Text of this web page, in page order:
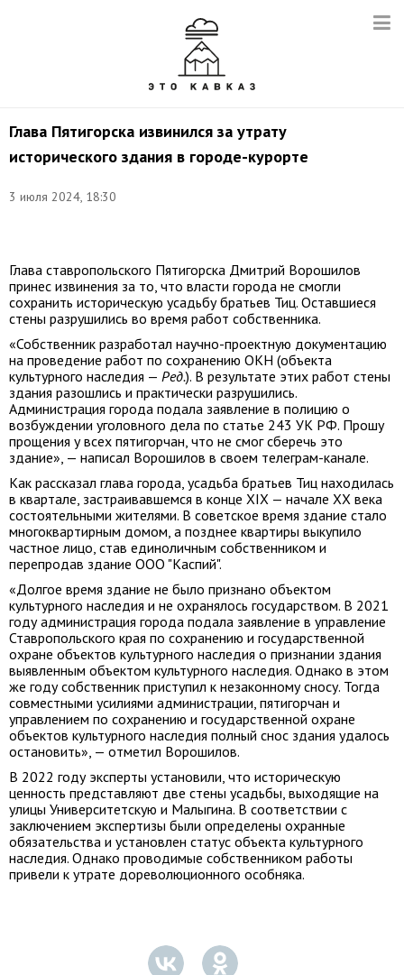
Глава Пятигорска извинился за утрату
исторического здания в городе-курорте
3 июля 2024, 18:30
Глава ставропольского Пятигорска Дмитрий Ворошилов
принес извинения за то, что власти города не смогли
сохранить историческую усадьбу братьев Тиц. Оставшиеся
стены разрушились во время работ собственника.
«Собственник разработал научно-проектную документацию
на проведение работ по сохранению ОКН (объекта
культурного наследия — Ред.). В результате этих работ стены
здания разошлись и практически разрушились.
Администрация города подала заявление в полицию о
возбуждении уголовного дела по статье 243 УК РФ. Прошу
прощения у всех пятигорчан, что не смог сберечь это
здание», — написал Ворошилов в своем телеграм-канале.
Как рассказал глава города, усадьба братьев Тиц находилась
в квартале, застраивавшемся в конце XIX — начале XX века
состоятельными жителями. В советское время здание стало
многоквартирным домом, а позднее квартиры выкупило
частное лицо, став единоличным собственником и
перепродав здание ООО "Каспий".
«Долгое время здание не было признано объектом
культурного наследия и не охранялось государством. В 2021
году администрация города подала заявление в управление
Ставропольского края по сохранению и государственной
охране объектов культурного наследия о признании здания
выявленным объектом культурного наследия. Однако в этом
же году собственник приступил к незаконному сносу. Тогда
совместными усилиями администрации, пятигорчан и
управлением по сохранению и государственной охране
объектов культурного наследия полный снос здания удалось
остановить», — отметил Ворошилов.
В 2022 году эксперты установили, что историческую
ценность представляют две стены усадьбы, выходящие на
улицы Университетскую и Малыгина. В соответствии с
заключением экспертизы были определены охранные
обязательства и установлен статус объекта культурного
наследия. Однако проводимые собственником работы
привели к утрате дореволюционного особняка.